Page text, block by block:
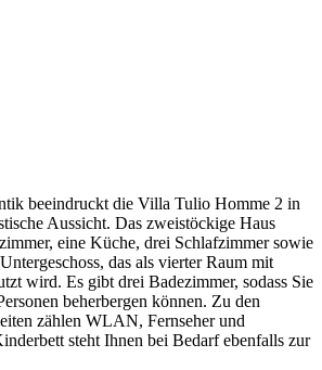
beeindruckt die Villa Tulio Homme 2 in
Aussicht. Das zweistöckige Haus
eine Küche, drei Schlafzimmer sowie
das als vierter Raum mit
wird. Es gibt drei Badezimmer, sodass Sie
beherbergen können. Zu den
zählen WLAN, Fernseher und
steht Ihnen bei Bedarf ebenfalls zur